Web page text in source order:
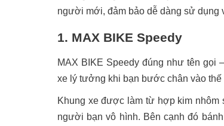
người mới, đảm bảo dễ dàng sử dụng
1. MAX BIKE Speedy
MAX BIKE Speedy đúng như tên gọi
xe lý tưởng khi bạn bước chân vào thế
Khung xe được làm từ hợp kim nhôm
người bạn vô hình. Bên cạnh đó